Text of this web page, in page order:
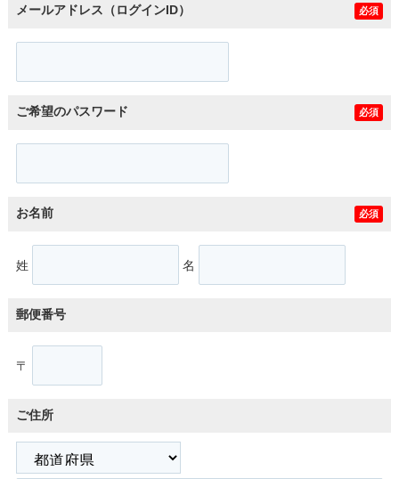
メールアドレス（ログインID） 必須
ご希望のパスワード 必須
お名前 必須
姓 名
郵便番号
〒
ご住所